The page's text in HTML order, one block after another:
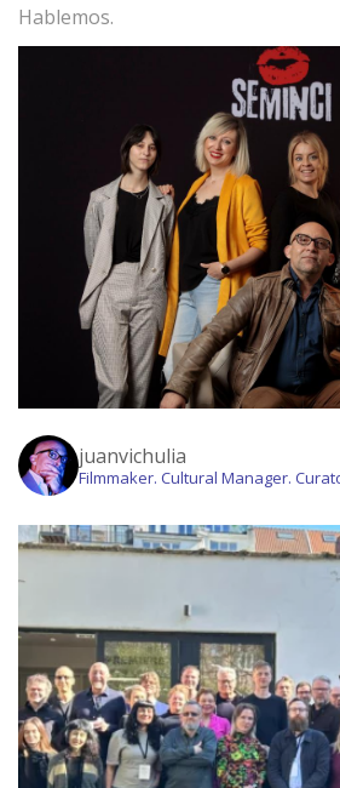
Hablemos.
juanvichulia
Filmmaker. Cultural Manager.